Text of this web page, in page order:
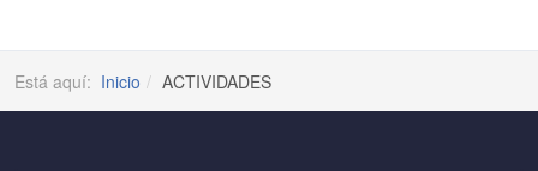
Está aquí: Inicio ACTIVIDADES